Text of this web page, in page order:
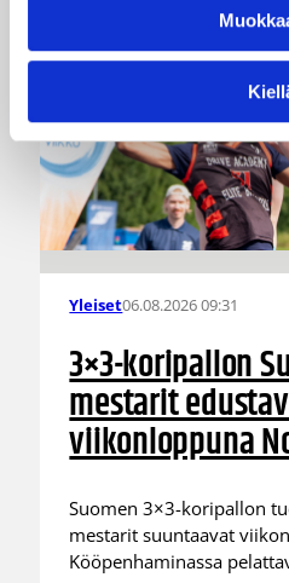
Yleiset06.08.2026 09:31
3×3-koripallon
mestarit
viikonloppuna
Suomen 3×3-koripallon
mestarit suuntaavat
Kööpenhaminassa